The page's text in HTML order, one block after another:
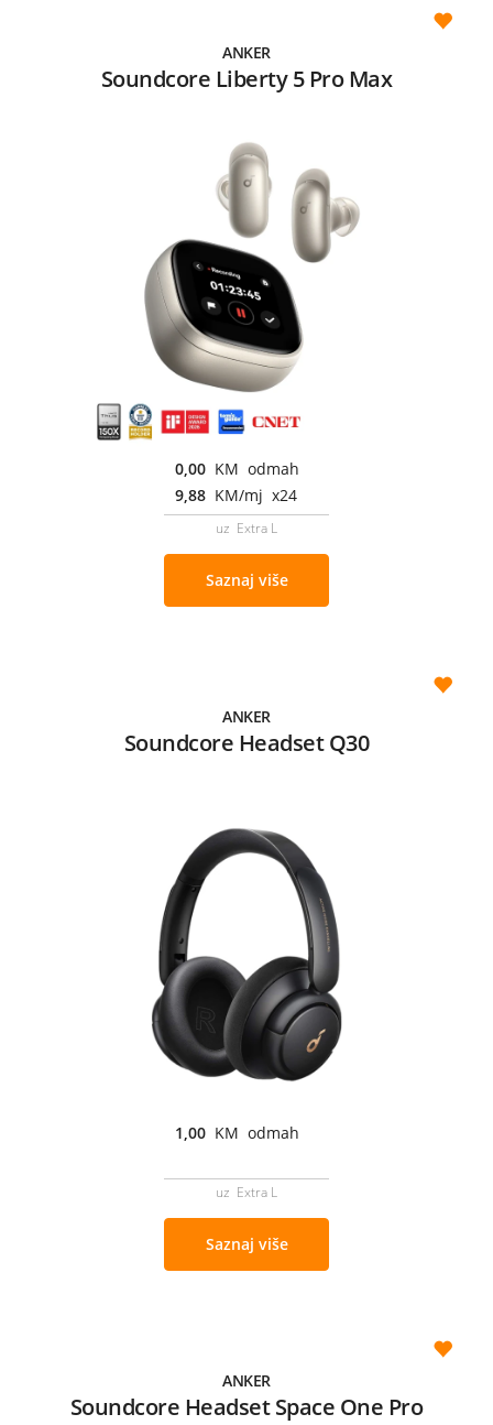
ANKER
Soundcore Liberty 5 Pro Max
0,00 KM odmah
9,88 KM/mj x24
uz Extra L
Saznaj više
ANKER
Soundcore Headset Q30
1,00 KM odmah
uz Extra L
Saznaj više
ANKER
Soundcore Headset Space One Pro